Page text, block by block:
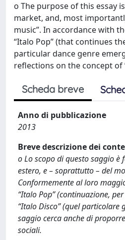
o The purpose of this essay
market, and, most
music”. In accordance with
“Italo Pop” (that continues
particular dance genre
reflections on the concept of
Scheda breve
Anno di pubblicazione
2013
Breve descrizione dei
o Lo scopo di questo saggio
estero, e – soprattutto – del
Conformemente al loro
“Italo Pop” (continuazione,
“Italo Disco” (quel particolare
saggio cerca anche di
sociali.